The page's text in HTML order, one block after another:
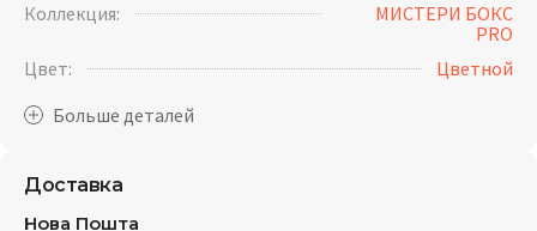
Коллекция:
МИСТЕРИ БОКС
PRO
Цвет:
Цветной
Доставка
Нова Пошта